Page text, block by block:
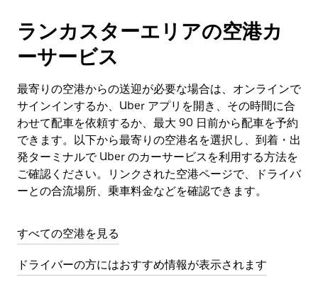
ランカスターエリアの空港カ
ーサービス
最寄りの空港からの送迎が必要な場合は、オンラインで
サインインするか、Uber アプリを開き、その時間に合
わせて配車を依頼するか、最大 90 日前から配車を予約
できます。以下から最寄りの空港名を選択し、到着・出
発ターミナルで Uber のカーサービスを利用する方法を
ご確認ください。リンクされた空港ページで、ドライバ
ーとの合流場所、乗車料金などを確認できます。
すべての空港を見る
ドライバーの方にはおすすめ情報が表示されます